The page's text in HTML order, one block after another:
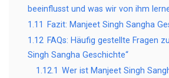
beeinflusst und was wir von ihm
1.11
Fazit: Manjeet Singh Sangha
1.12 FAQs: Häufig gestellte Fragen
Singh Sangha Geschichte“
1.12.1 Wer ist Manjeet Singh